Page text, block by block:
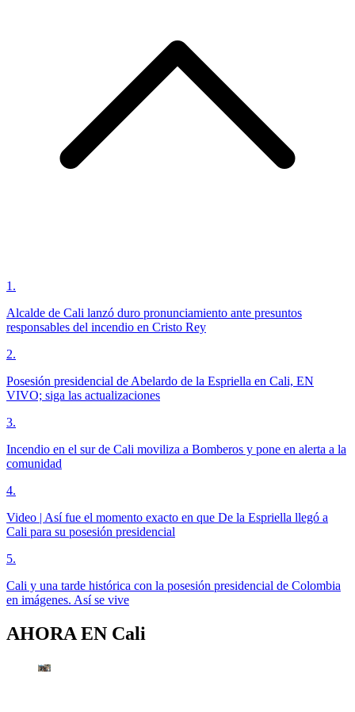
1 .
Alcalde de Cali lanzó duro pronunciamiento ante presuntos
responsables del incendio en Cristo Rey
2.
Posesión presidencial de Abelardo de la Espriella en Cali, EN
VIVO; siga las actualizaciones
3.
Incendio en el sur de Cali moviliza a Bomberos y pone en alerta a la
comunidad
4.
Video | Así fue el momento exacto en que De la Espriella llegó a
Cali para su posesión presidencial
5.
Cali y una tarde histórica con la posesión presidencial de Colombia
en imágenes. Así se vive
AHORA EN Cali